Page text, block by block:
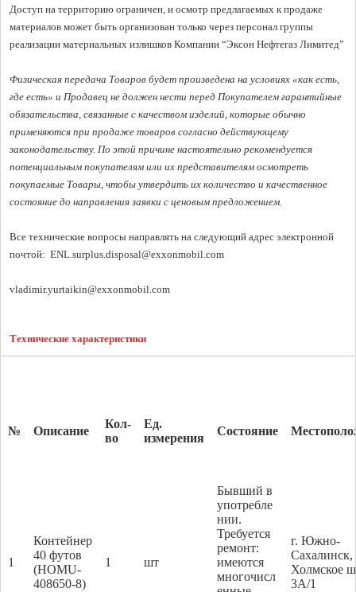
Доступ на территорию ограничен, и осмотр предлагаемых к продаже
материалов может быть организован только через персонал группы
реализации материальных излишков Компании “Эксон Нефтегаз Лимитед”
Физическая передача Товаров будет произведена на условиях «как есть,
где есть» и Продавец не должен нести перед Покупателем гарантийные
обязательства, связанные с качеством изделий, которые обычно
применяются при продаже товаров согласно действующему
законодательству. По этой причине настоятельно рекомендуется
потенциальным покупателям или их представителям осмотреть
покупаемые Товары, чтобы утвердить их количество и качественное
состояние до направления заявки с ценовым предложением.
Все технические вопросы направлять на следующий адрес электронной
почтой: ENL.surplus.disposal@exxonmobil.com
vladimir.yurtaikin@exxonmobil.com
Технические характеристики
№ Описание
Кол-
во
Ед.
измерения
Состояние
1
Контейнер
40 футов
(HOMU-
408650-8)
1 шт
Бывший в
употребле
нии.
Требуется
ремонт:
имеются
многочисл
г. Южно-
Сахалинск,
Холмское
3А/1